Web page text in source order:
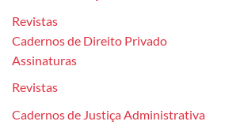
Revistas
Cadernos de Direito Privado
Assinaturas
Revistas
Cadernos de Justiça Administrativa